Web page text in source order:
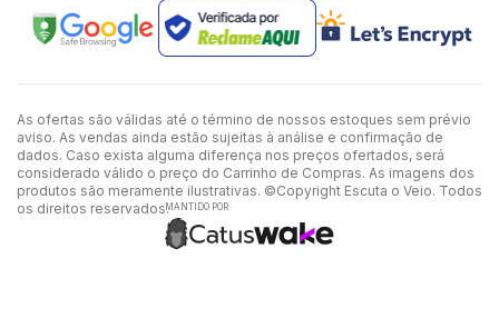
As ofertas são válidas até o término de nossos estoques sem prévio
aviso. As vendas ainda estão sujeitas à análise e confirmação de
dados. Caso exista alguma diferença nos preços ofertados, será
considerado válido o preço do Carrinho de Compras. As imagens dos
produtos são meramente ilustrativas. ©Copyright Escuta o Veio. Todos
os direitos reservados.MANTIDO POR